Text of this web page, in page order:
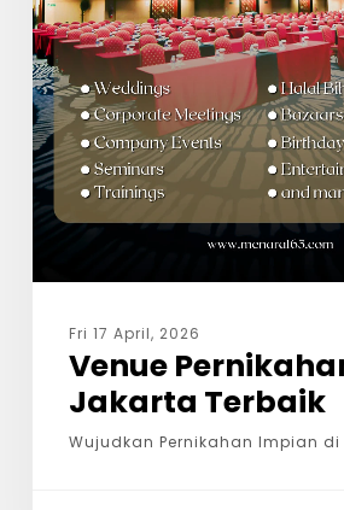
Fri 17 April, 2026
Venue
Jakarta Terbaik
Wujudkan Pernikahan Impian di